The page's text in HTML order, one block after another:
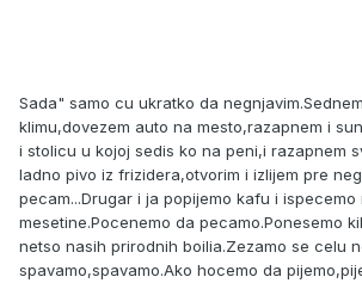
Sada" samo cu ukratko da
klimu,dovezem auto na mesto,razapnem i
i stolicu u kojoj sedis ko na peni,i razapnem
ladno pivo iz frizidera,otvorim i izlijem pre
pecam...Drugar i ja popijemo kafu i ispecemo
mesetine.Pocenemo da pecamo.Ponesemo
netso nasih prirodnih boilia.Zezamo se celu
spavamo,spavamo.Ako hocemo da